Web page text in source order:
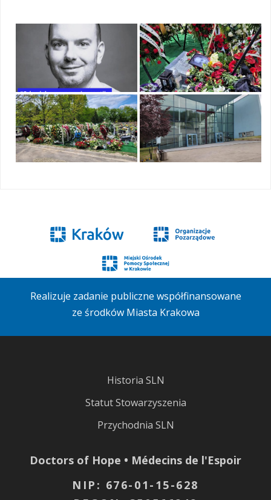
Realizuje zadanie publiczne współfinansowane
ze środków Miasta Krakowa
Historia SLN
Statut Stowarzyszenia
Przychodnia SLN
Doctors of Hope • Médecins de l'Espoir
NIP: 676-01-15-628